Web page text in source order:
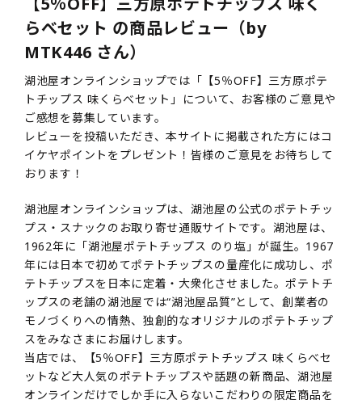
らべセット の商品レビュー（by
MTK446 さん）
湖池屋オンラインショップでは「【5％OFF】三方原ポテ
トチップス 味くらべセット」について、お客様のご意見や
ご感想を募集しています。
レビューを投稿いただき、本サイトに掲載された方にはコ
イケヤポイントをプレゼント！皆様のご意見をお待ちして
おります！
湖池屋オンラインショップは、湖池屋の公式のポテトチッ
プス・スナックのお取り寄せ通販サイトです。湖池屋は、
1962年に「湖池屋ポテトチップス のり塩」が誕生。1967
年には日本で初めてポテトチップスの量産化に成功し、ポ
テトチップスを日本に定着・大衆化させました。ポテトチ
ップスの老舗の湖池屋では“湖池屋品質”として、創業者の
モノづくりへの情熱、独創的なオリジナルのポテトチップ
スをみなさまにお届けします。
当店では、【5％OFF】三方原ポテトチップス 味くらべセ
ットなど大人気のポテトチップスや話題の新商品、湖池屋
オンラインだけでしか手に入らないこだわりの限定商品を